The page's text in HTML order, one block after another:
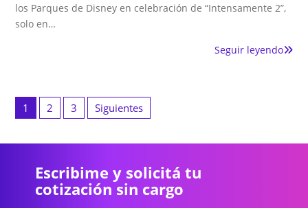
los Parques de Disney en celebración de “Intensamente 2”,
solo en…
Seguir leyendo
Paginación
de
1 2 3 Siguientes
Escribime y solicitá tu
cotización sin cargo